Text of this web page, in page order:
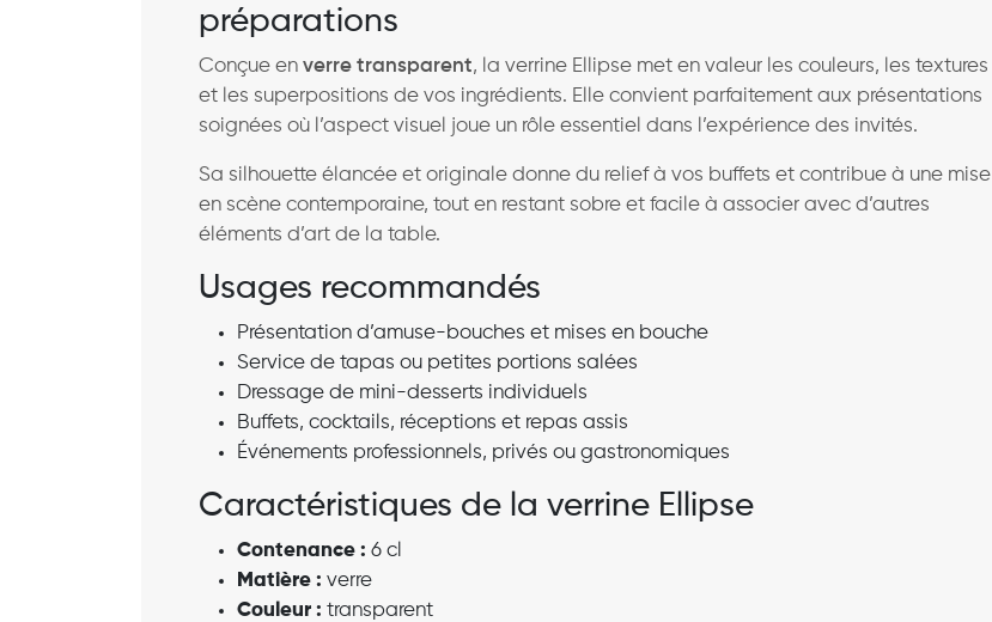
préparations
Conçue en verre transparent, la verrine Ellipse met en valeur les couleurs, les textures
et les superpositions de vos ingrédients. Elle convient parfaitement aux présentations
soignées où l’aspect visuel joue un rôle essentiel dans l’expérience des invités.
Sa silhouette élancée et originale donne du relief à vos buffets et contribue à une mise
en scène contemporaine, tout en restant sobre et facile à associer avec d’autres
éléments d’art de la table.
Usages recommandés
Présentation d’amuse-bouches et mises en bouche
Service de tapas ou petites portions salées
Dressage de mini-desserts individuels
Buffets, cocktails, réceptions et repas assis
Événements professionnels, privés ou gastronomiques
Caractéristiques de la verrine Ellipse
Contenance : 6 cl
Matière : verre
Couleur : transparent